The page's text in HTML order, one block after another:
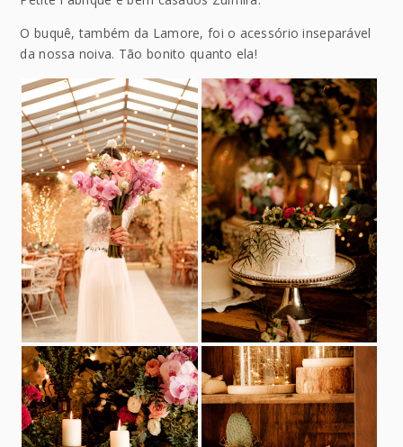
O buquê, também da Lamore, foi o acessório inseparável
da nossa noiva. Tão bonito quanto ela!